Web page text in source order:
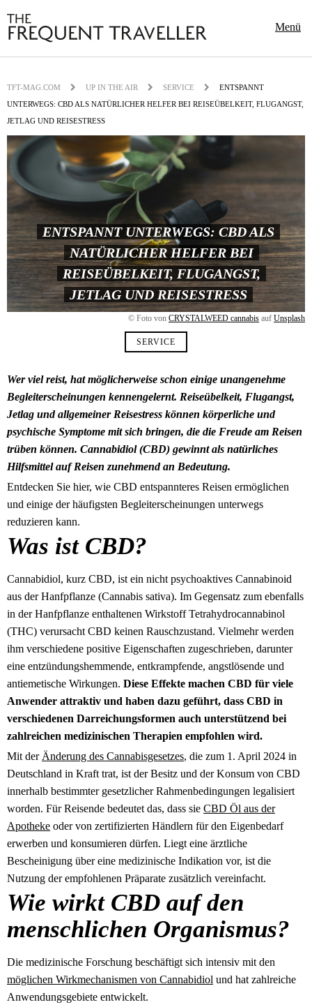
Menü
TFT-MAG.COM UP IN THE AIR SERVICE
ENTSPANNT
UNTERWEGS: CBD ALS NATÜRLICHER HELFER BEI REISEÜBELKEIT, FLUGANGST,
JETLAG UND REISESTRESS
ENTSPANNT UNTERWEGS: CBD ALS
NATÜRLICHER HELFER BEI
REISEÜBELKEIT, FLUGANGST,
JETLAG UND REISESTRESS
© Foto von CRYSTALWEED cannabis auf Unsplash
SERVICE
Wer viel reist, hat möglicherweise schon einige unangenehme
Begleiterscheinungen kennengelernt. Reiseübelkeit, Flugangst,
Jetlag und allgemeiner Reisestress können körperliche und
psychische Symptome mit sich bringen, die die Freude am Reisen
trüben können. Cannabidiol (CBD) gewinnt als natürliches
Hilfsmittel auf Reisen zunehmend an Bedeutung.
Entdecken Sie hier, wie CBD entspannteres Reisen ermöglichen
und einige der häufigsten Begleiterscheinungen unterwegs
reduzieren kann.
Was ist CBD?
Cannabidiol, kurz CBD, ist ein nicht psychoaktives Cannabinoid
aus der Hanfpflanze (Cannabis sativa). Im Gegensatz zum ebenfalls
in der Hanfpflanze enthaltenen Wirkstoff Tetrahydrocannabinol
(THC) verursacht CBD keinen Rauschzustand. Vielmehr werden
ihm verschiedene positive Eigenschaften zugeschrieben, darunter
eine entzündungshemmende, entkrampfende, angstlösende und
antiemetische Wirkungen. Diese Effekte machen CBD für viele
Anwender attraktiv und haben dazu geführt, dass CBD in
verschiedenen Darreichungsformen auch unterstützend bei
zahlreichen medizinischen Therapien empfohlen wird.
Mit der Änderung des Cannabisgesetzes, die zum 1. April 2024 in
Deutschland in Kraft trat, ist der Besitz und der Konsum von CBD
innerhalb bestimmter gesetzlicher Rahmenbedingungen legalisiert
worden. Für Reisende bedeutet das, dass sie CBD Öl aus der
Apotheke oder von zertifizierten Händlern für den Eigenbedarf
erwerben und konsumieren dürfen. Liegt eine ärztliche
Bescheinigung über eine medizinische Indikation vor, ist die
Nutzung der empfohlenen Präparate zusätzlich vereinfacht.
Wie wirkt CBD auf den
menschlichen Organismus?
Die medizinische Forschung beschäftigt sich intensiv mit den
möglichen Wirkmechanismen von Cannabidiol und hat zahlreiche
Anwendungsgebiete entwickelt.